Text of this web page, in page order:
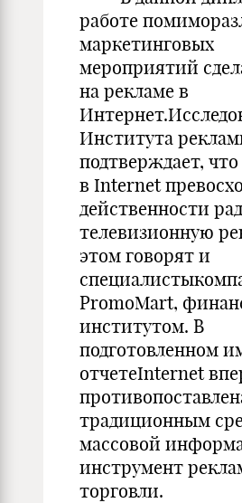
работе
маркетинговых
мероприятий
на рекламе в
Института
подтверждает,
в Internet
действенности
телевизионную
этом говорят и
PromoMart,
институтом. В
подготовленном
отчетеInternet
традиционным
массовой
инструмент
торговли.